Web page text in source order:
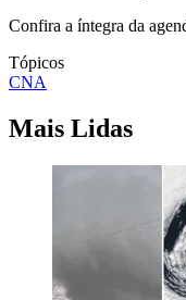
Confira a íntegra da
Tópicos
CNA
Mais Lidas